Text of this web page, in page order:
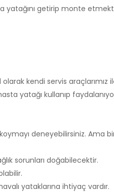
yatağını getirip monte
kendi servis
yatağı kullanıp
koymayı deneyebilirsiniz.
sorunları doğabilecektir.
yataklarına ihtiyaç vardır.